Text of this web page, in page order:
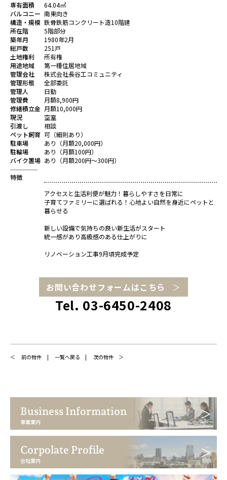
専有面積
64.04㎡
バルコニー 南東向き
構造・規模 鉄骨鉄筋コンクリート造10階建
所在階
5階部分
築年月
1980年2月
総戸数
251戸
土地権利
所有権
用途地域
第一種住居地域
管理会社
株式会社長谷工コミュニティ
管理形態
全部委託
管理人
日勤
管理費
月額8,900円
修繕積立金 月額10,000円
現況
空室
引渡し
相談
ペット飼育 可（細則あり）
駐車場
あり（月額20,000円）
駐輪場
あり（月額100円）
バイク置場 あり（月額200円～300円）
特徴
アクセスと生活利便が魅力！暮らしやすさを日常に
子育てファミリーに選ばれる！心地よい自然を身近にペットと
暮らせる
新しい設備で気持ちの良い新生活がスタート
統一感があり高級感のある仕上がりに
リノベーション工事9月頃完成予定
お問い合わせフォームはこちら
Tel. 03-6450-2408
前の物件 一覧へ戻る 次の物件
Business Information
事業案内
Corpolate Profile
会社案内